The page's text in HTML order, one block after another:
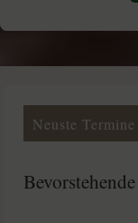
Neuste Termine